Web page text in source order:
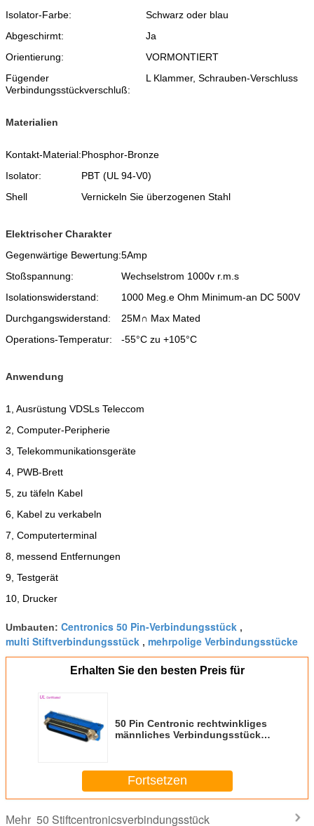
Isolator-Farbe:
Schwarz oder blau
Abgeschirmt:
Ja
Orientierung:
VORMONTIERT
Fügender
Verbindungsstückverschluß:
L Klammer, Schrauben-Verschluss
Materialien
Kontakt-Material:Phosphor-Bronze
Isolator:
PBT (UL 94-V0)
Shell
Vernickeln Sie überzogenen Stahl
Elektrischer Charakter
Gegenwärtige Bewertung:5Amp
Stoßspannung:
Wechselstrom 1000v r.m.s
Isolationswiderstand:
1000 Meg.e Ohm Minimum-an DC 500V
Durchgangswiderstand:
25M∩ Max Mated
Operations-Temperatur:
-55°C zu +105°C
Anwendung
1, Ausrüstung VDSLs Teleccom
2, Computer-Peripherie
3, Telekommunikationsgeräte
4, PWB-Brett
5, zu täfeln Kabel
6, Kabel zu verkabeln
7, Computerterminal
8, messend Entfernungen
9, Testgerät
10, Drucker
Umbauten: Centronics 50 Pin-Verbindungsstück ,
multi Stiftverbindungsstück , mehrpolige Verbindungsstücke
Erhalten Sie den besten Preis für
50 Pin Centronic rechtwinkliges
männliches Verbindungsstück
Brettverschluß
Fortsetzen
Mehr 50 Stiftcentronicsverbindungsstück